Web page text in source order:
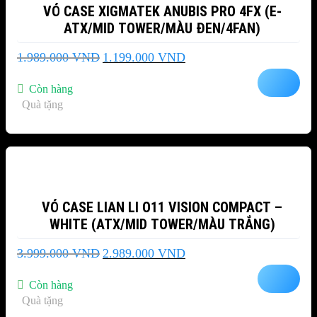
VỎ CASE XIGMATEK ANUBIS PRO 4FX (E-
ATX/MID TOWER/MÀU ĐEN/4FAN)
1.989.000VND Giá
1.199.000 VNDGiá
Còn hàng
Quà tặng
VỎ CASE LIAN LI O11 VISION COMPACT –
WHITE (ATX/MID TOWER/MÀU TRẮNG)
3.999.000VND Giá
2.989.000 VNDGiá
Còn hàng
Quà tặng